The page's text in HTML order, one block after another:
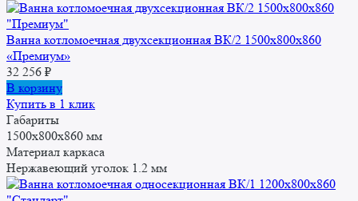
Ванна котломоечная двухсекционная ВК/2 1500x800x860
«Премиум»
32 256 ₽
В корзину
Купить в 1 клик
Габариты
1500x800x860 мм
Материал каркаса
Нержавеющий уголок 1.2 мм